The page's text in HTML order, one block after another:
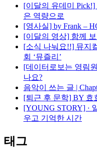
[이달의 유데미
은 역량으로
[영사실] by Frank –
[이달의 영상] 함께
[소식 나눠요!!] 뮤지
회 ‘뮤즐리’
[데이터로보는 영림
나요?
음악이 쓰는 글 |
[퇴근 후 문학] BY 효
[YOUNG STORY] ·
우고 기억한 시간
태그